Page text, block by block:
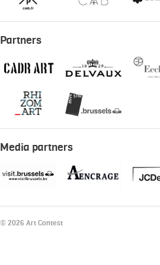
Partners
Media partners
© 2026 Art Contest